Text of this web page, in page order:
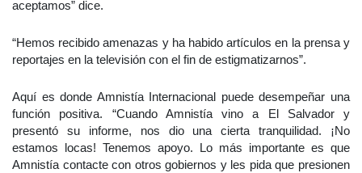
aceptamos” dice.
“Hemos recibido amenazas y ha habido artículos en la prensa y
reportajes en la televisión con el fin de estigmatizarnos”.
Aquí es donde Amnistía Internacional puede desempeñar una
función positiva. “Cuando Amnistía vino a El Salvador y
presentó su informe, nos dio una cierta tranquilidad. ¡No
estamos locas! Tenemos apoyo. Lo más importante es que
Amnistía contacte con otros gobiernos y les pida que presionen